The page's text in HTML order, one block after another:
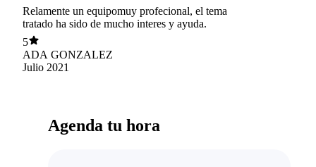
Relamente un equipomuy profecional, el tema
tratado ha sido de mucho interes y ayuda.
5
ADA GONZALEZ
Julio 2021
Agenda tu hora